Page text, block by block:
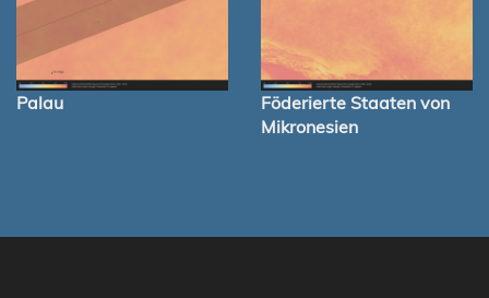
Palau
Föderierte Staaten von
Mikronesien